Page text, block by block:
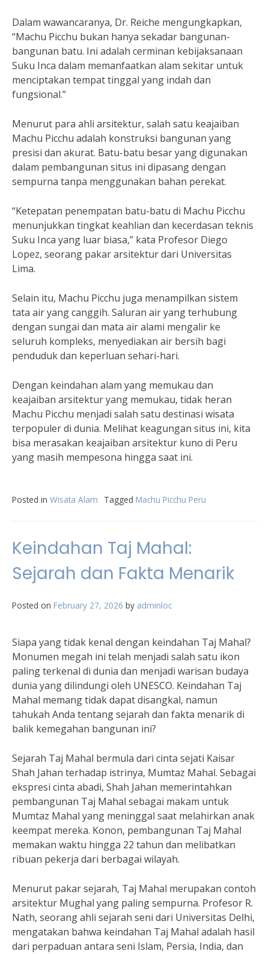
Dalam wawancaranya, Dr. Reiche mengungkapkan,
“Machu Picchu bukan hanya sekadar bangunan-
bangunan batu. Ini adalah cerminan kebijaksanaan
Suku Inca dalam memanfaatkan alam sekitar untuk
menciptakan tempat tinggal yang indah dan
fungsional.”
Menurut para ahli arsitektur, salah satu keajaiban
Machu Picchu adalah konstruksi bangunan yang
presisi dan akurat. Batu-batu besar yang digunakan
dalam pembangunan situs ini dipasang dengan
sempurna tanpa menggunakan bahan perekat.
“Ketepatan penempatan batu-batu di Machu Picchu
menunjukkan tingkat keahlian dan kecerdasan teknis
Suku Inca yang luar biasa,” kata Profesor Diego
Lopez, seorang pakar arsitektur dari Universitas
Lima.
Selain itu, Machu Picchu juga menampilkan sistem
tata air yang canggih. Saluran air yang terhubung
dengan sungai dan mata air alami mengalir ke
seluruh kompleks, menyediakan air bersih bagi
penduduk dan keperluan sehari-hari.
Dengan keindahan alam yang memukau dan
keajaiban arsitektur yang memukau, tidak heran
Machu Picchu menjadi salah satu destinasi wisata
terpopuler di dunia. Melihat keagungan situs ini, kita
bisa merasakan keajaiban arsitektur kuno di Peru
yang masih mempesona hingga saat ini.
Posted in Wisata Alam Tagged Machu Picchu Peru
Keindahan Taj Mahal:
Sejarah dan Fakta Menarik
Posted on February 27, 2026 by adminloc
Siapa yang tidak kenal dengan keindahan Taj Mahal?
Monumen megah ini telah menjadi salah satu ikon
paling terkenal di dunia dan menjadi warisan budaya
dunia yang dilindungi oleh UNESCO. Keindahan Taj
Mahal memang tidak dapat disangkal, namun
tahukah Anda tentang sejarah dan fakta menarik di
balik kemegahan bangunan ini?
Sejarah Taj Mahal bermula dari cinta sejati Kaisar
Shah Jahan terhadap istrinya, Mumtaz Mahal. Sebagai
ekspresi cinta abadi, Shah Jahan memerintahkan
pembangunan Taj Mahal sebagai makam untuk
Mumtaz Mahal yang meninggal saat melahirkan anak
keempat mereka. Konon, pembangunan Taj Mahal
memakan waktu hingga 22 tahun dan melibatkan
ribuan pekerja dari berbagai wilayah.
Menurut pakar sejarah, Taj Mahal merupakan contoh
arsitektur Mughal yang paling sempurna. Profesor R.
Nath, seorang ahli sejarah seni dari Universitas Delhi,
mengatakan bahwa keindahan Taj Mahal adalah hasil
dari perpaduan antara seni Islam, Persia, India, dan